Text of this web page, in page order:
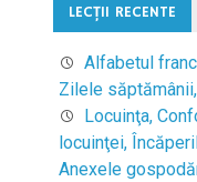
LECŢII RECENTE
Alfabetul
Zilele
Locuinţa,
locuinţei,
Anexele